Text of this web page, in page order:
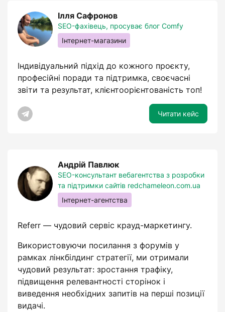
Ілля Сафронов
SEO-фахівець, просуває блог Comfy
Інтернет-магазини
Індивідуальний підхід до кожного проєкту,
професійні поради та підтримка, своєчасні
звіти та результат, клієнтоорієнтованість топ!
Читати кейс
Андрій Павлюк
SEO-консультант вебагентства з розробки
та підтримки сайтів redchameleon.com.ua
Інтернет-агентства
Referr — чудовий сервіс крауд-маркетингу.
Використовуючи посилання з форумів у
рамках лінкбілдинг стратегії, ми отримали
чудовий результат: зростання трафіку,
підвищення релевантності сторінок і
виведення необхідних запитів на перші позиції
видачі.